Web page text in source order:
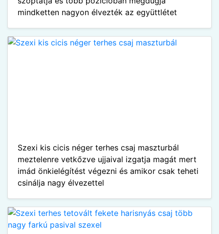
mindketten nagyon élvezték az együttlétet
Szexi kis cicis néger terhes csaj maszturbál
meztelenre vetkőzve ujjaival izgatja magát mert
imád önkielégítést végezni és amikor csak teheti
csinálja nagy élvezettel